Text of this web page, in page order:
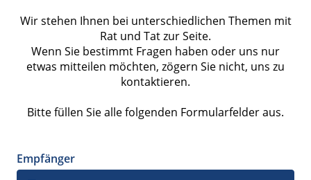
Wir stehen Ihnen bei unterschiedlichen Themen mit
Rat und Tat zur Seite.
Wenn Sie bestimmt Fragen haben oder uns nur
etwas mitteilen möchten, zögern Sie nicht, uns zu
kontaktieren.
Bitte füllen Sie alle folgenden Formularfelder aus.
Empfänger